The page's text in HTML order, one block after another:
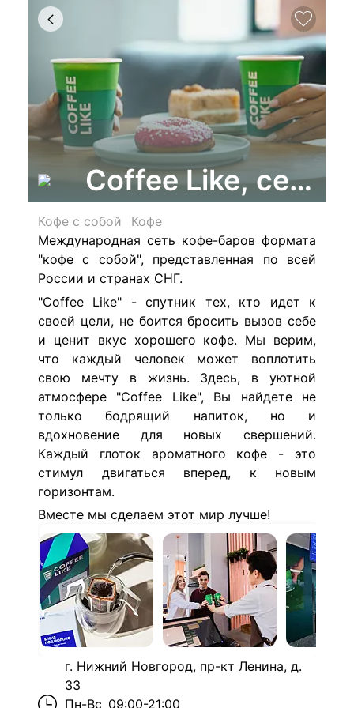
Coffee Like, сеть
Кофе с собой
Кофе
Международная сеть кофе-баров формата
"кофе с собой", представленная по всей
России и странах СНГ.
"Coffee Like" - спутник тех, кто идет к
своей цели, не боится бросить вызов себе
и ценит вкус хорошего кофе. Мы верим,
что каждый человек может воплотить
свою мечту в жизнь. Здесь, в уютной
атмосфере "Coffee Like", Вы найдете не
только бодрящий напиток, но и
вдохновение для новых свершений.
Каждый глоток ароматного кофе - это
стимул двигаться вперед, к новым
горизонтам.
Вместе мы сделаем этот мир лучше!
г. Нижний Новгород, пр-кт Ленина, д.
33
Пн-Вс 09:00-21:00